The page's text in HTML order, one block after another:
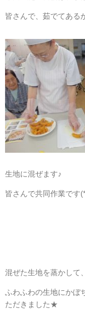
ケアハウストマト村（特
地域密着型特定施設入居
グループホームトマト村
利用をご検討の方
皆さんで、茹でてある
生地に混ぜます♪
皆さんで共同作業です
混ぜた生地を蒸かして
ふわふわの生地にかぼ
ただきました★